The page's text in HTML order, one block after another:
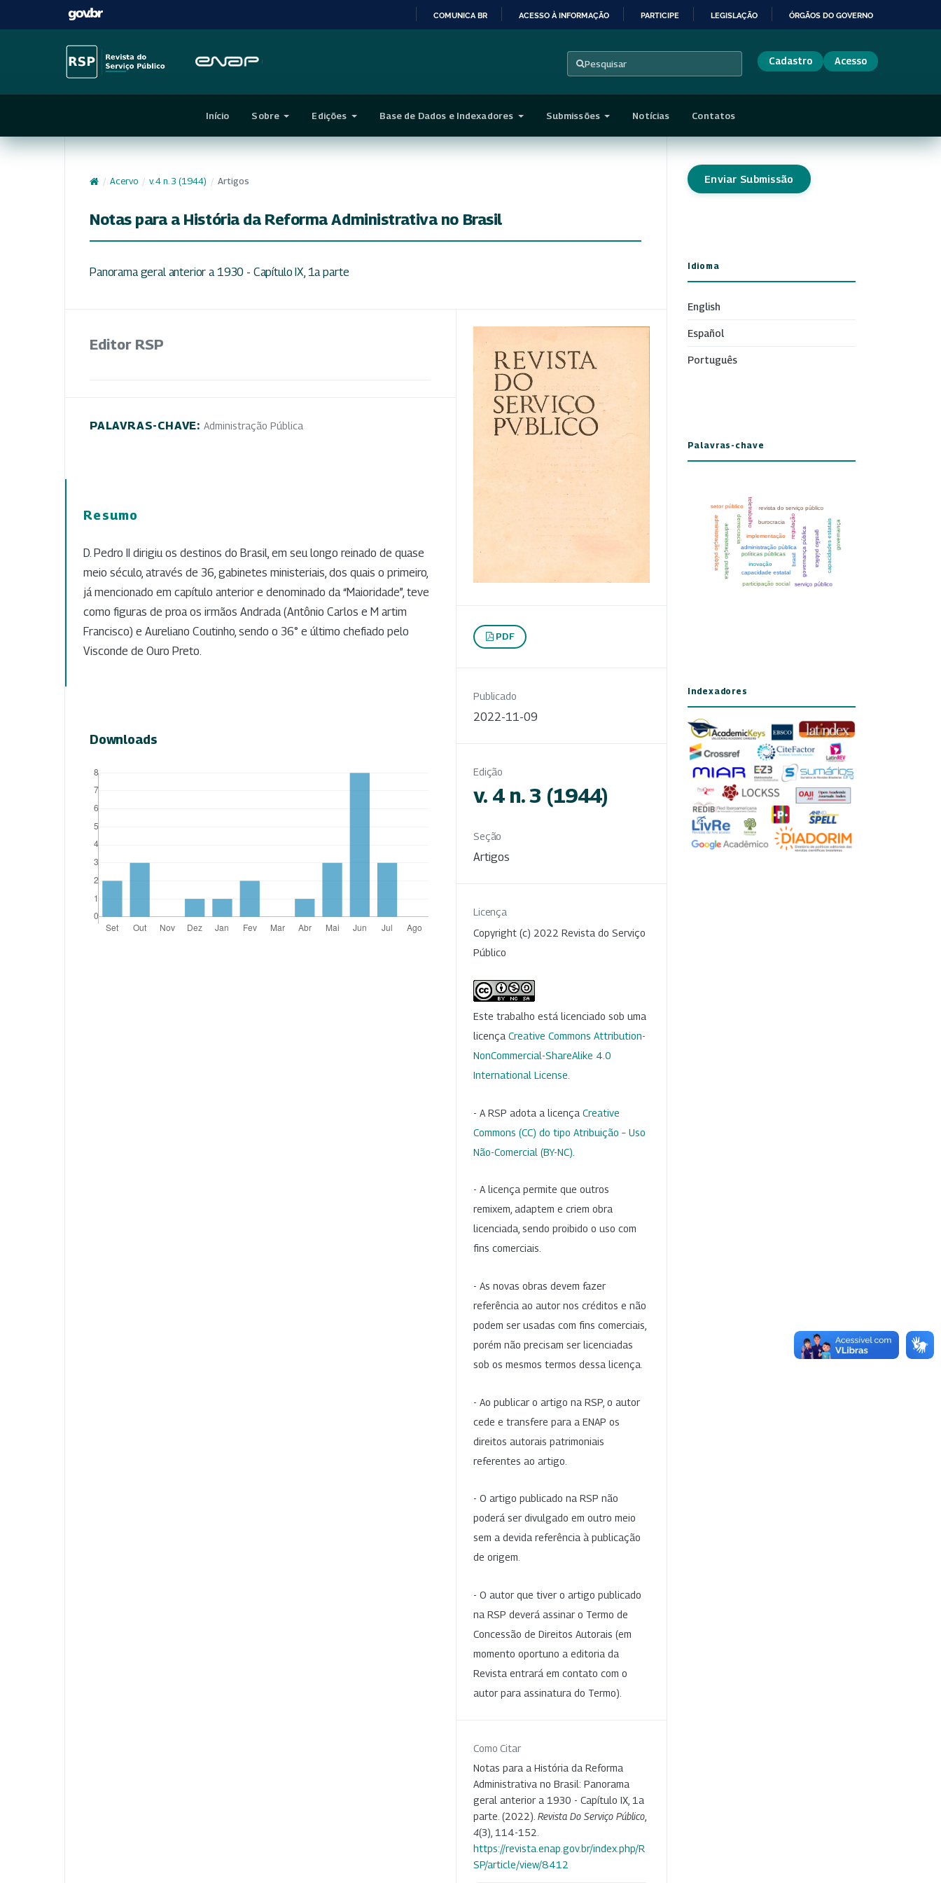
CONTEÚDO
COMUNICA BR ACESSO À INFORMAÇÃO PARTICIPE LEGISLAÇÃO ÓRGÃOS DO GOVERNO
Pesquisar Cadastro Acesso
Início Sobre Edições Base de Dados e Indexadores Submissões Notícias Contatos
/ Acervo / v. 4 n. 3 (1944) / Artigos
Notas para a História da Reforma Administrativa no Brasil
Panorama geral anterior a 1930 - Capítulo IX, 1a parte
Editor RSP
PALAVRAS-CHAVE: Administração Pública
Resumo
D. Pedro II dirigiu os destinos do Brasil, em seu longo reinado de quase
meio século, através de 36, gabinetes ministeriais, dos quais o primeiro,
já mencionado em capítulo anterior e denominado da “Maioridade”, teve
como figuras de proa os irmãos Andrada (Antônio Carlos e M artim
Francisco) e Aureliano Coutinho, sendo o 36° e último chefiado pelo
Visconde de Ouro Preto.
Downloads
PDF
Publicado
2022-11-09
Edição
v. 4 n. 3 (1944)
Seção
Artigos
Licença
Copyright (c) 2022 Revista do Serviço
Público
Este trabalho está licenciado sob uma
licença Creative Commons Attribution-
NonCommercial-ShareAlike 4.0
International License
- A RSP adota a licença Creative
Commons (CC) do tipo Atribuição – Uso
Não-Comercial (BY-NC)
- A licença permite que outros
remixem, adaptem e criem obra
licenciada, sendo proibido o uso com
fins comerciais.
- As novas obras devem fazer
referência ao autor nos créditos e não
podem ser usadas com fins comerciais,
porém não precisam ser licenciadas
sob os mesmos termos dessa licença.
- Ao publicar o artigo na RSP, o autor
cede e transfere para a ENAP os
direitos autorais patrimoniais
referentes ao artigo.
- O artigo publicado na RSP não
poderá ser divulgado em outro meio
sem a devida referência à publicação
de origem.
- O autor que tiver o artigo publicado
na RSP deverá assinar o Termo de
Concessão de Direitos Autorais (em
momento oportuno a editoria da
Revista entrará em contato com o
autor para assinatura do Termo).
Como Citar
Notas para a História da Reforma
Administrativa no Brasil: Panorama
geral anterior a 1930 - Capítulo IX, 1a
parte. (2022). Revista Do Serviço Público
4(3), 114-152.
https://revista.enap.gov.br/index.php/R
SP/article/view/8412
Enviar Submissão
Idioma
English
Español
Português
Palavras-chave
Indexadores